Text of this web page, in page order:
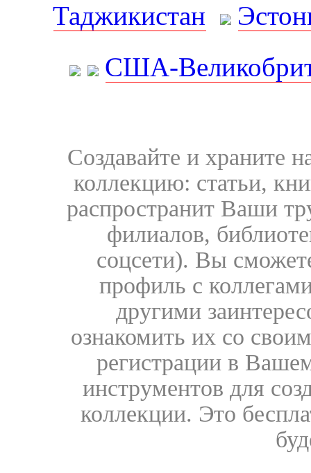
Таджикистан
США-
Создавайте и храните
коллекцию: статьи,
распространит Ваши
филиалов,
соцсети). Вы
профиль с
другими
ознакомить их со
регистрации в
инструментов для
коллекции. Это